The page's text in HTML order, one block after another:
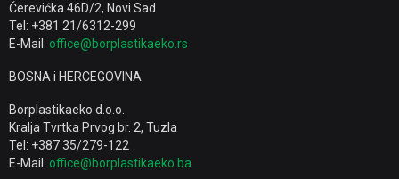
Čerevićka 46D/2, Novi Sad
Tel: +381 21/6312-299
E-Mail: office@borplastikaeko.rs
BOSNA i HERCEGOVINA
Borplastikaeko d.o.o.
Kralja Tvrtka Prvog br. 2, Tuzla
Tel: +387 35/279-122
E-Mail: office@borplastikaeko.ba